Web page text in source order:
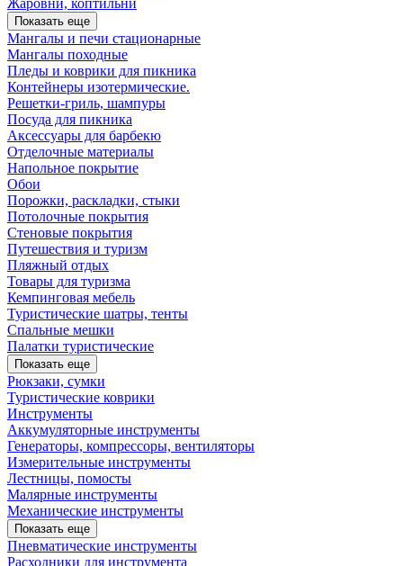
Жаровни, коптильни
Показать еще
Мангалы и печи стационарные
Мангалы походные
Пледы и коврики для пикника
Контейнеры изотермические.
Решетки-гриль, шампуры
Посуда для пикника
Аксессуары для барбекю
Отделочные материалы
Напольное покрытие
Обои
Порожки, раскладки, стыки
Потолочные покрытия
Стеновые покрытия
Путешествия и туризм
Пляжный отдых
Товары для туризма
Кемпинговая мебель
Туристические шатры, тенты
Спальные мешки
Палатки туристические
Показать еще
Рюкзаки, сумки
Туристические коврики
Инструменты
Аккумуляторные инструменты
Генераторы, компрессоры, вентиляторы
Измерительные инструменты
Лестницы, помосты
Малярные инструменты
Механические инструменты
Показать еще
Пневматические инструменты
Расходники для инструмента